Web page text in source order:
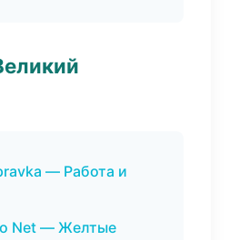
— Работа и
Net — Желтые